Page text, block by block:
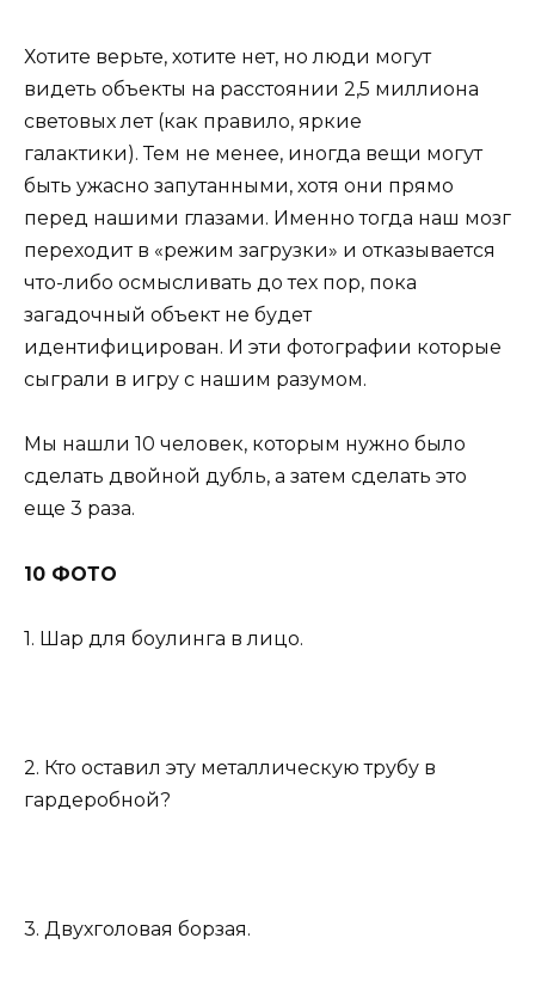
Хотите верьте, хотите нет, но люди могут
видеть объекты на расстоянии 2,5 миллиона
световых лет (как правило, яркие
галактики). Тем не менее, иногда вещи могут
быть ужасно запутанными, хотя они прямо
перед нашими глазами. Именно тогда наш мозг
переходит в «режим загрузки» и отказывается
что-либо осмысливать до тех пор, пока
загадочный объект не будет
идентифицирован. И эти фотографии которые
сыграли в игру с нашим разумом.
Мы нашли 10 человек, которым нужно было
сделать двойной дубль, а затем сделать это
еще 3 раза.
10 ФОТО
1. Шар для боулинга в лицо.
2. Кто оставил эту металлическую трубу в
гардеробной?
3. Двухголовая борзая.